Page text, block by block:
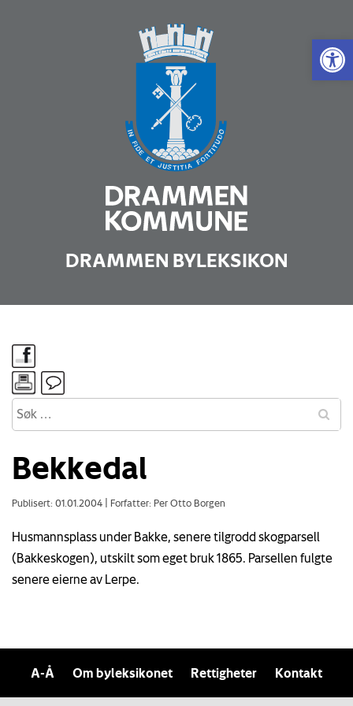
Vis
DRAMMEN BYLEKSIKON
Bekkedal
Publisert: 01.01.2004 Forfatter: Per Otto Borgen
Husmannsplass under Bakke, senere tilgrodd skogparsell
(Bakkeskogen), utskilt som eget bruk 1865. Parsellen fulgte
senere eierne av Lerpe.
A-Å Om byleksikonet Rettigheter Kontakt